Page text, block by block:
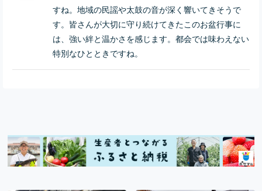
すね。地域の民謡や太鼓の音が深く響いてきそうで
す。皆さんが大切に守り続けてきたこのお盆行事に
は、強い絆と温かさを感じます。都会では味わえない
特別なひとときですね。